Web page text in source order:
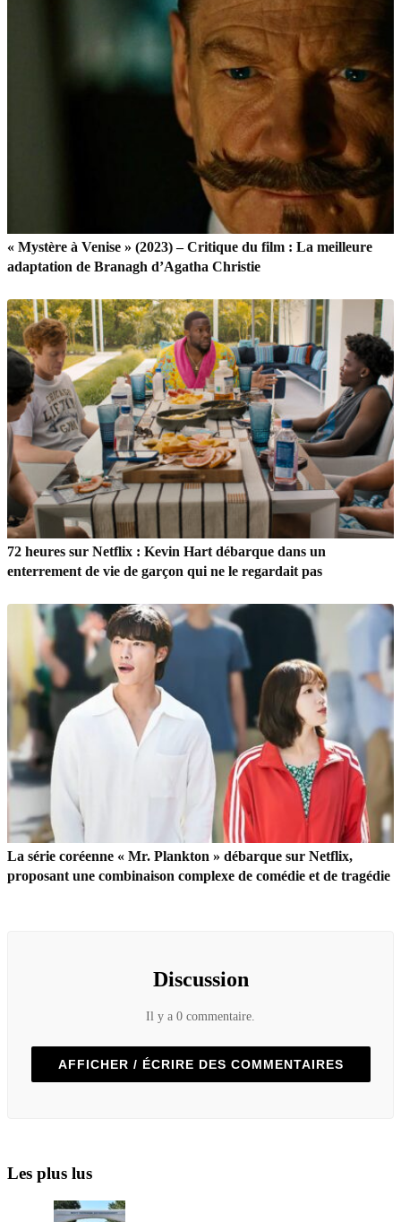
« Mystère à Venise » (2023) – Critique du film : La meilleure
adaptation de Branagh d’Agatha Christie
72 heures sur Netflix : Kevin Hart débarque dans un
enterrement de vie de garçon qui ne le regardait pas
La série coréenne « Mr. Plankton » débarque sur Netflix,
proposant une combinaison complexe de comédie et de tragédie
Discussion
Il y a 0 commentaire.
AFFICHER / ÉCRIRE DES COMMENTAIRES
Les plus lus